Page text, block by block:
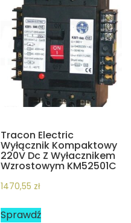
Tracon Electric
Wyłącznik Kompaktowy
220V Dc Z Wyłacznikem
Wzrostowym KM52501C
1470,55 zł
Sprawdź